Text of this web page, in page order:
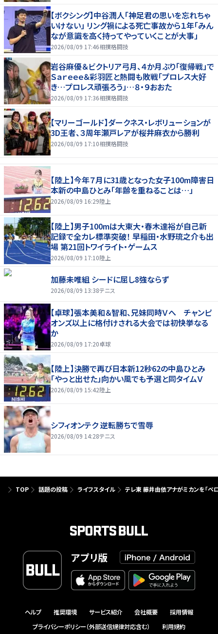
【ボクシング】中谷潤人「神足君の思いを忘れちゃ
いけない」 リング禍による死亡事故から１年「みん
なが意識を高く持ってやっていくことが大事」
2026/08/09 17:46相撲格闘技
岩谷麻優＆ビクトリア弓月、４か月ぶり「復帰戦」で
Ｓａｒｅｅｅ＆彩羽匠と熱闘も敗戦「プロレス大好
き…プロレス頑張ろう」…８・９おおた
2026/08/09 17:36相撲格闘技
【マリーゴールド】ダークネス・レボリューションが
3D王者、３周年瀬戸レアが桜井麻衣から勝利
2026/08/09 17:10相撲格闘技
【陸上】今年７月に31歳となった女子100m障害日
本新の中島ひとみ「年齢を重ねることは…」
2026/08/09 16:29陸上
【陸上】男子100mは大東大・春木達裕が自己新
記録で全カレ標準突破！ 早稲田・水野琉之介も出
場 第21回トワイライト・ゲームス
2026/08/09 17:10陸上
加藤未唯組 シードに屈し8強ならず
2026/08/09 13:38テニス
【卓球】張本美和＆智和、兄妹同時Ｖへ チャンピ
オンズ以上に格付けされる大会では初快挙なる
か
2026/08/09 17:20卓球
【陸上】決勝で再び日本新12秒62の中島ひとみ
「やっと出せた」向かい風でも予選と同タイムＶ
2026/08/09 15:42陸上
シフィオンテク 逆転勝ちで雪辱
2026/08/09 14:28テニス
TOP 話題の投稿 ライフスタイル テレ東 藤井由依アナがミカンを「ペ
アプリ版
ヘルプ 推奨環境 サービス紹介 会社概要
採用情報
プライバシーポリシー（外部送信規律対応含む）
利用規約